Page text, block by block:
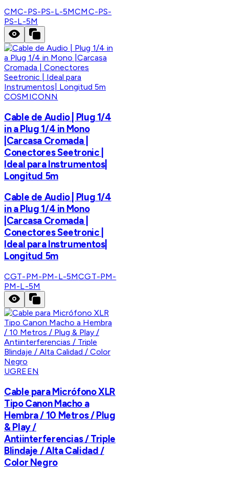
CMC-PS-PS-L-5MCMC-PS-
PS-L-5M
COSMICONN
Cable de Audio | Plug 1/4
in a Plug 1/4 in Mono
|Carcasa Cromada |
Conectores Seetronic |
Ideal para Instrumentos|
Longitud 5m
Cable de Audio | Plug 1/4
in a Plug 1/4 in Mono
|Carcasa Cromada |
Conectores Seetronic |
Ideal para Instrumentos|
Longitud 5m
CGT-PM-PM-L-5MCGT-PM-
PM-L-5M
UGREEN
Cable para Micrófono XLR
Tipo Canon Macho a
Hembra / 10 Metros / Plug
& Play /
Antiinterferencias / Triple
Blindaje / Alta Calidad /
Color Negro